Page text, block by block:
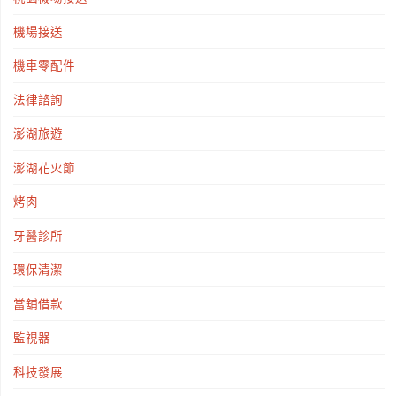
機場接送
機車零配件
法律諮詢
澎湖旅遊
澎湖花火節
烤肉
牙醫診所
環保清潔
當舖借款
監視器
科技發展